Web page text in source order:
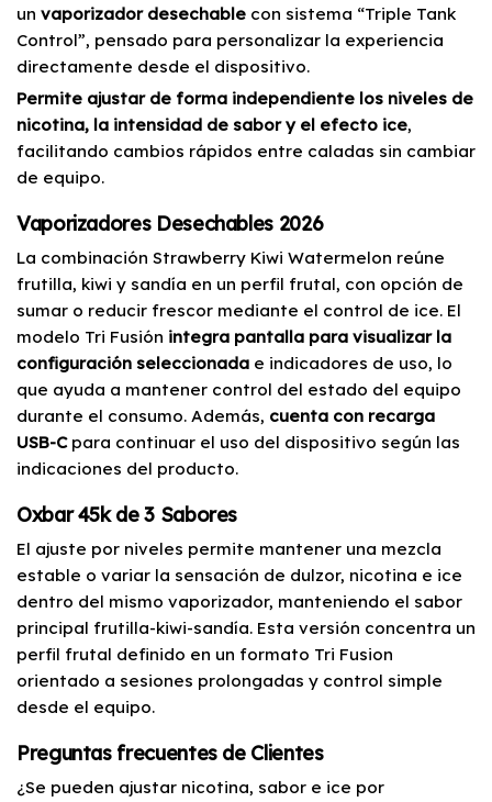
un vaporizador desechable con sistema “Triple Tank
Control”, pensado para personalizar la experiencia
directamente desde el dispositivo.
Permite ajustar de forma independiente los niveles de
nicotina, la intensidad de sabor y el efecto ice,
facilitando cambios rápidos entre caladas sin cambiar
de equipo.
Vaporizadores Desechables 2026
La combinación Strawberry Kiwi Watermelon reúne
frutilla, kiwi y sandía en un perfil frutal, con opción de
sumar o reducir frescor mediante el control de ice. El
modelo Tri Fusión integra pantalla para visualizar la
configuración seleccionada e indicadores de uso, lo
que ayuda a mantener control del estado del equipo
durante el consumo. Además, cuenta con recarga
USB-Cpara continuar el uso del dispositivo según las
indicaciones del producto.
Oxbar 45k de 3 Sabores
El ajuste por niveles permite mantener una mezcla
estable o variar la sensación de dulzor, nicotina e ice
dentro del mismo vaporizador, manteniendo el sabor
principal frutilla-kiwi-sandía. Esta versión concentra un
perfil frutal definido en un formato Tri Fusion
orientado a sesiones prolongadas y control simple
desde el equipo.
Preguntas frecuentes de Clientes
¿Se pueden ajustar nicotina, sabor e ice por